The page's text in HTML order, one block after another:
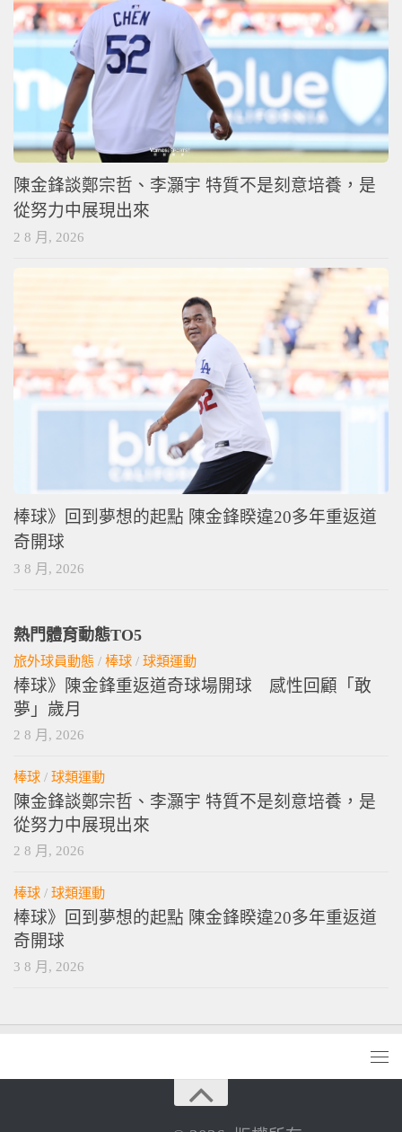
陳金鋒談鄭宗哲、李灝宇 特質不是刻意培養，是
從努力中展現出來
2 8 月, 2026
棒球》回到夢想的起點 陳金鋒睽違20多年重返道
奇開球
3 8 月, 2026
熱門體育動態TO5
旅外球員動態 / 棒球 / 球類運動
棒球》陳金鋒重返道奇球場開球 感性回顧「敢
夢」歲月
2 8 月, 2026
棒球 / 球類運動
陳金鋒談鄭宗哲、李灝宇 特質不是刻意培養，是
從努力中展現出來
2 8 月, 2026
棒球 / 球類運動
棒球》回到夢想的起點 陳金鋒睽違20多年重返道
奇開球
3 8 月, 2026